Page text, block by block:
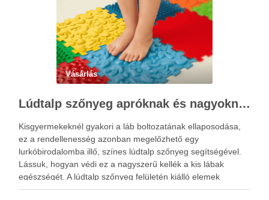
Vásárlás
Lúdtalp szőnyeg apróknak és nagyoknak
Kisgyermekeknél gyakori a láb boltozatának ellaposodása,
ez a rendellenesség azonban megelőzhető egy
lurkóbirodalomba illő, színes lúdtalp szőnyeg segítségével.
Lássuk, hogyan védi ez a nagyszerű kellék a kis lábak
egészségét. A lúdtalp szőnyeg felületén kiálló elemek
sokasága található, amelyek speciális alakzatjuknak és